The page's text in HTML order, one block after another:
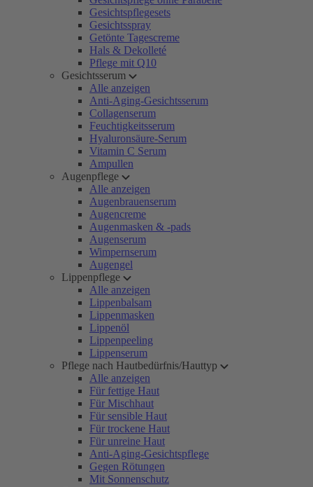
Gesichtspflegesets
Gesichtsspray
Getönte Tagescreme
Hals & Dekolleté
Pflege mit Q10
Gesichtsserum
Alle anzeigen
Anti-Aging-Gesichtsserum
Collagenserum
Feuchtigkeitsserum
Hyaluronsäure-Serum
Vitamin C Serum
Ampullen
Augenpflege
Alle anzeigen
Augenbrauenserum
Augencreme
Augenmasken & -pads
Augenserum
Wimpernserum
Augengel
Lippenpflege
Alle anzeigen
Lippenbalsam
Lippenmasken
Lippenöl
Lippenpeeling
Lippenserum
Pflege nach Hautbedürfnis/Hauttyp
Alle anzeigen
Für fettige Haut
Für Mischhaut
Für sensible Haut
Für trockene Haut
Für unreine Haut
Anti-Aging-Gesichtspflege
Gegen Rötungen
Mit Sonnenschutz